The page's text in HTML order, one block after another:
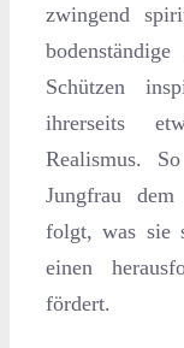
zwingend
Schützen
ihrerseits
Realismus.
Jungfrau
folgt, was sie
einen
fördert.